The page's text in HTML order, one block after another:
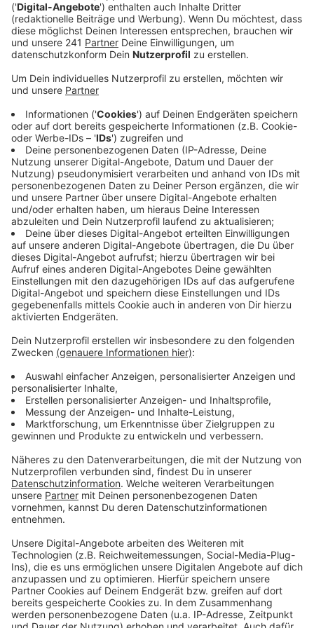
Veröffentlicht:Dienstag, 17.01.2023 06:18
Anzeige
Leverkusen. Dass der Service direkt von Beginn an so
gut genutzt wird, freue die wupsi sehr und zeige, dass
auch ganz neue Mobilitätsformen angenommen
werden, so das Leverkusener Busunternehmen. Die
Taxis fahren ohne festen Fahrplan und stellen sich die
Routen anhand der Wünsche ihrer Gäste zusammen. In
Leverkusen wird der Service am häufigsten vom
Busbahnhof Opladen aus in Anspruch genommen. Für
VRS-Aboinhaber fallen keine zusätzlichen Kosten an,
auch Fahrgäste ohne Abo zahlen den regulären VRS-
Tarif.
Anzeige
Anzeige
RRX-Ausbau liegt in Leverkusen voll im Zeitplan
Küppersteg: Polizei sucht Zeugen nach
Seniorenbetrug
Beste Athleten aus Leverkusen werden geehrt
Anzeige